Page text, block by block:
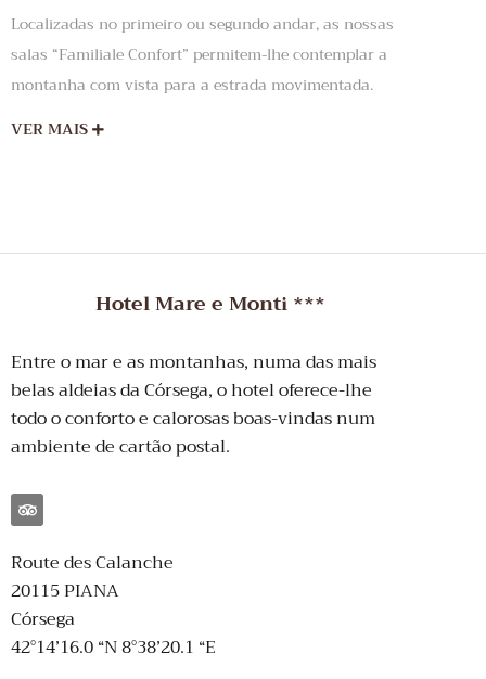
Localizadas no primeiro ou segundo andar, as nossas
salas “Familiale Confort” permitem-lhe contemplar a
montanha com vista para a estrada movimentada.
VER MAIS
Hotel Mare e Monti ***
Entre o mar e as montanhas, numa das mais
belas aldeias da Córsega, o hotel oferece-lhe
todo o conforto e calorosas boas-vindas num
ambiente de cartão postal.
Route des Calanche
20115 PIANA
Córsega
42°14’16.0 “N 8°38’20.1 “E